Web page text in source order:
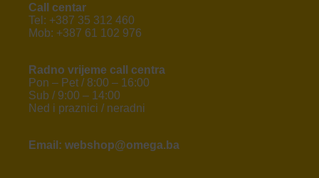
Call centar
Tel: +387 35 312 460
Mob: +387 61 102 976
Radno vrijeme call centra
Pon – Pet / 8:00 – 16:00
Sub / 9:00 – 14:00
Ned i praznici / neradni
Email: webshop@omega.ba